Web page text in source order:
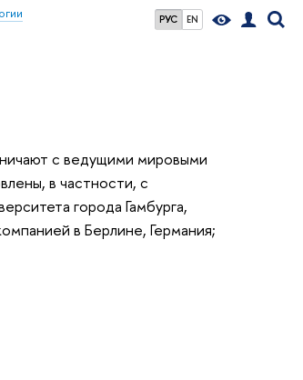
РУС EN
с ведущими мировыми
в частности, с
города Гамбурга,
в Берлине, Германия;